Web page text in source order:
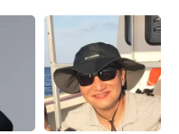
추억을 남겨주었습니다
들과도 열심히 서로의 사진
열정적이셨던 여러가지로 참
두서없었지만 솔직담백한 후
캐서린 데이빗 구리 💙